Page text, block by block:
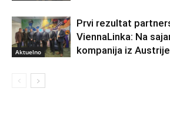
Aktuelno
Prvi rezultat
ViennaLinka: Na
kompanija iz Austrije